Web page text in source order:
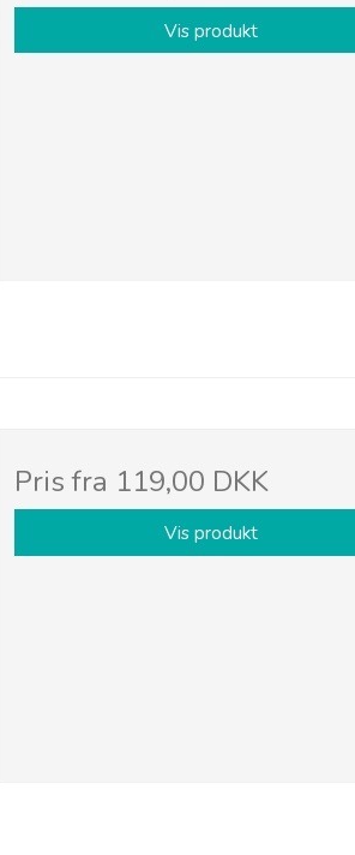
Vis produkt
Pris fra 119,00 DKK
Vis produkt